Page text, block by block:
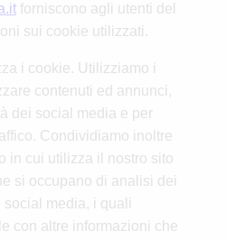
forniscono agli utenti del
sui cookie utilizzati.
i cookie. Utilizziamo i
contenuti ed annunci,
dei social media e per
Condividiamo inoltre
in cui utilizza il nostro sito
si occupano di analisi dei
media, i quali
con altre informazioni che